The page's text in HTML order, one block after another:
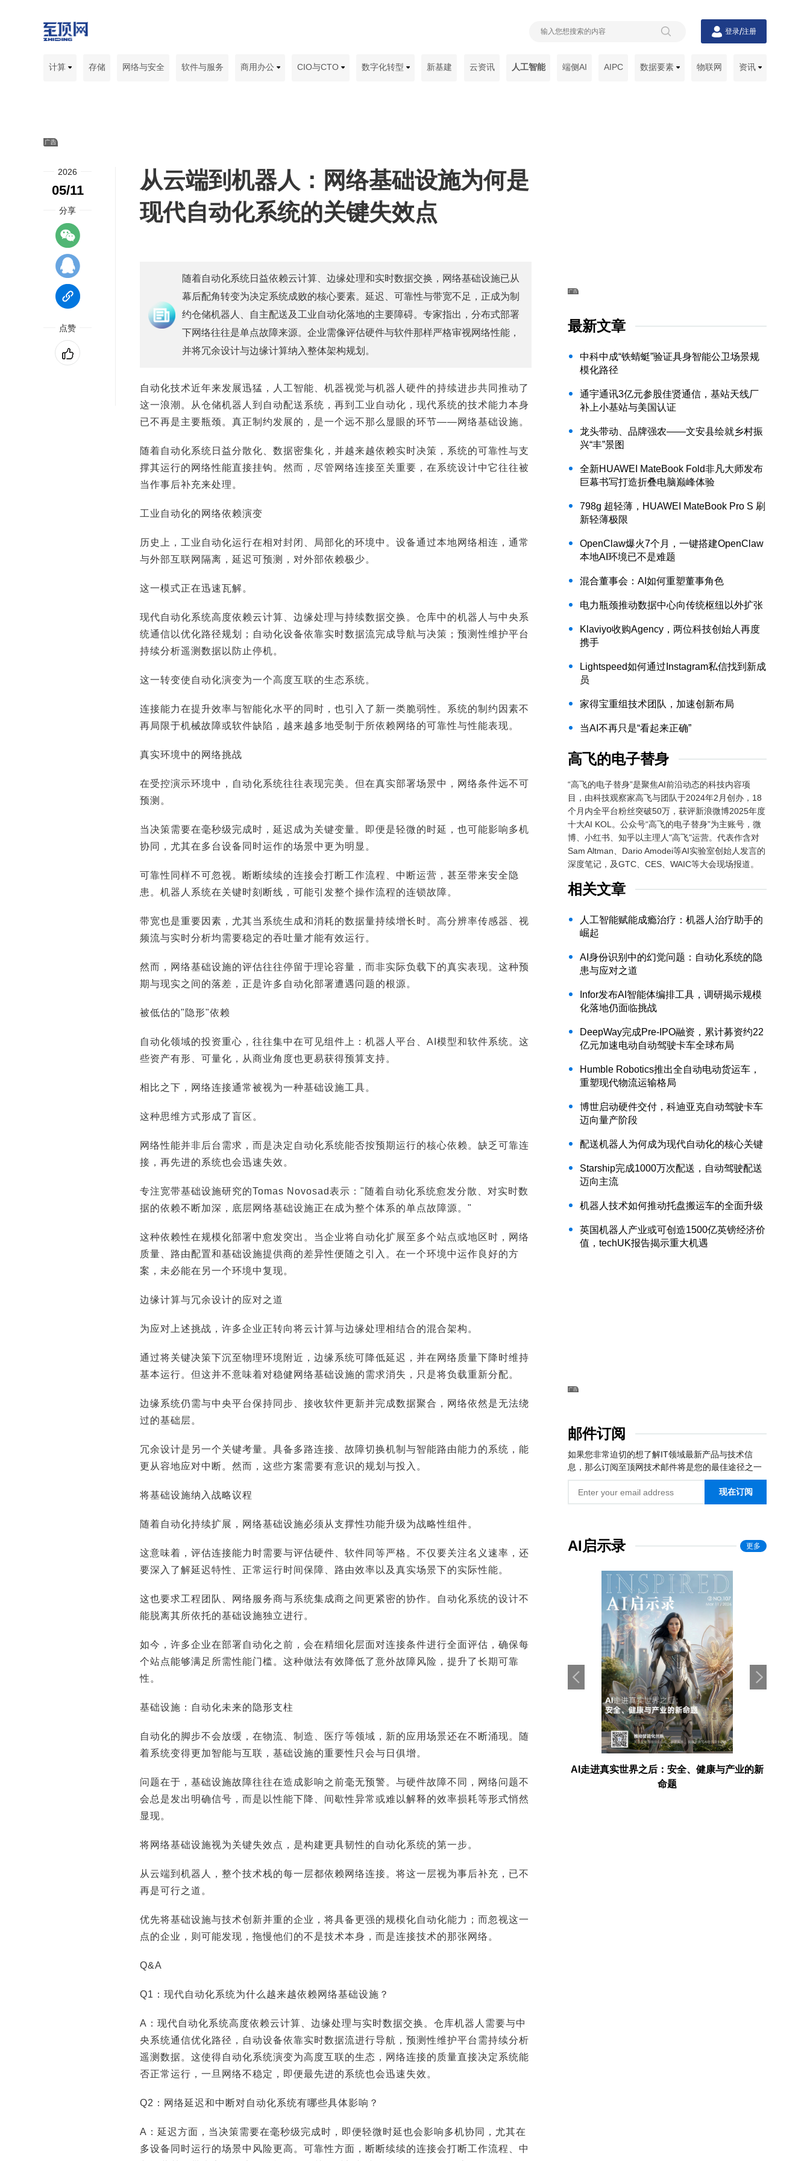
登录/注册
计算 存储 网络与安全 软件与服务 商用办公 CIO与CTO 数字化转型 新基建 云资讯 人工智能 端侧AI AIPC 数据要素 物联网 资讯
从云端到机器人：网络基础设施为何是
现代自动化系统的关键失效点
随着自动化系统日益依赖云计算、边缘处理和实时数据交换，网络基础设施已从
幕后配角转变为决定系统成败的核心要素。延迟、可靠性与带宽不足，正成为制
约仓储机器人、自主配送及工业自动化落地的主要障碍。专家指出，分布式部署
下网络往往是单点故障来源。企业需像评估硬件与软件那样严格审视网络性能，
并将冗余设计与边缘计算纳入整体架构规划。
自动化技术近年来发展迅猛，人工智能、机器视觉与机器人硬件的持续进步共同推动了
这一浪潮。从仓储机器人到自动配送系统，再到工业自动化，现代系统的技术能力本身
已不再是主要瓶颈。真正制约发展的，是一个远不那么显眼的环节——网络基础设施。
随着自动化系统日益分散化、数据密集化，并越来越依赖实时决策，系统的可靠性与支
撑其运行的网络性能直接挂钩。然而，尽管网络连接至关重要，在系统设计中它往往被
当作事后补充来处理。
工业自动化的网络依赖演变
历史上，工业自动化运行在相对封闭、局部化的环境中。设备通过本地网络相连，通常
与外部互联网隔离，延迟可预测，对外部依赖极少。
这一模式正在迅速瓦解。
现代自动化系统高度依赖云计算、边缘处理与持续数据交换。仓库中的机器人与中央系
统通信以优化路径规划；自动化设备依靠实时数据流完成导航与决策；预测性维护平台
持续分析遥测数据以防止停机。
这一转变使自动化演变为一个高度互联的生态系统。
连接能力在提升效率与智能化水平的同时，也引入了新一类脆弱性。系统的制约因素不
再局限于机械故障或软件缺陷，越来越多地受制于所依赖网络的可靠性与性能表现。
真实环境中的网络挑战
在受控演示环境中，自动化系统往往表现完美。但在真实部署场景中，网络条件远不可
预测。
当决策需要在毫秒级完成时，延迟成为关键变量。即便是轻微的时延，也可能影响多机
协同，尤其在多台设备同时运作的场景中更为明显。
可靠性同样不可忽视。断断续续的连接会打断工作流程、中断运营，甚至带来安全隐
患。机器人系统在关键时刻断线，可能引发整个操作流程的连锁故障。
带宽也是重要因素，尤其当系统生成和消耗的数据量持续增长时。高分辨率传感器、视
频流与实时分析均需要稳定的吞吐量才能有效运行。
然而，网络基础设施的评估往往停留于理论容量，而非实际负载下的真实表现。这种预
期与现实之间的落差，正是许多自动化部署遭遇问题的根源。
被低估的"隐形"依赖
自动化领域的投资重心，往往集中在可见组件上：机器人平台、AI模型和软件系统。这
些资产有形、可量化，从商业角度也更易获得预算支持。
相比之下，网络连接通常被视为一种基础设施工具。
这种思维方式形成了盲区。
网络性能并非后台需求，而是决定自动化系统能否按预期运行的核心依赖。缺乏可靠连
接，再先进的系统也会迅速失效。
专注宽带基础设施研究的Tomas Novosad表示："随着自动化系统愈发分散、对实时数
据的依赖不断加深，底层网络基础设施正在成为整个体系的单点故障源。"
这种依赖性在规模化部署中愈发突出。当企业将自动化扩展至多个站点或地区时，网络
质量、路由配置和基础设施提供商的差异性便随之引入。在一个环境中运作良好的方
案，未必能在另一个环境中复现。
边缘计算与冗余设计的应对之道
为应对上述挑战，许多企业正转向将云计算与边缘处理相结合的混合架构。
通过将关键决策下沉至物理环境附近，边缘系统可降低延迟，并在网络质量下降时维持
基本运行。但这并不意味着对稳健网络基础设施的需求消失，只是将负载重新分配。
边缘系统仍需与中央平台保持同步、接收软件更新并完成数据聚合，网络依然是无法绕
过的基础层。
冗余设计是另一个关键考量。具备多路连接、故障切换机制与智能路由能力的系统，能
更从容地应对中断。然而，这些方案需要有意识的规划与投入。
将基础设施纳入战略议程
随着自动化持续扩展，网络基础设施必须从支撑性功能升级为战略性组件。
这意味着，评估连接能力时需要与评估硬件、软件同等严格。不仅要关注名义速率，还
要深入了解延迟特性、正常运行时间保障、路由效率以及真实场景下的实际性能。
这也要求工程团队、网络服务商与系统集成商之间更紧密的协作。自动化系统的设计不
能脱离其所依托的基础设施独立进行。
如今，许多企业在部署自动化之前，会在精细化层面对连接条件进行全面评估，确保每
个站点能够满足所需性能门槛。这种做法有效降低了意外故障风险，提升了长期可靠
性。
基础设施：自动化未来的隐形支柱
自动化的脚步不会放缓，在物流、制造、医疗等领域，新的应用场景还在不断涌现。随
着系统变得更加智能与互联，基础设施的重要性只会与日俱增。
问题在于，基础设施故障往往在造成影响之前毫无预警。与硬件故障不同，网络问题不
会总是发出明确信号，而是以性能下降、间歇性异常或难以解释的效率损耗等形式悄然
显现。
将网络基础设施视为关键失效点，是构建更具韧性的自动化系统的第一步。
从云端到机器人，整个技术栈的每一层都依赖网络连接。将这一层视为事后补充，已不
再是可行之道。
优先将基础设施与技术创新并重的企业，将具备更强的规模化自动化能力；而忽视这一
点的企业，则可能发现，拖慢他们的不是技术本身，而是连接技术的那张网络。
Q&A
Q1：现代自动化系统为什么越来越依赖网络基础设施？
A：现代自动化系统高度依赖云计算、边缘处理与实时数据交换。仓库机器人需要与中
央系统通信优化路径，自动设备依靠实时数据流进行导航，预测性维护平台需持续分析
遥测数据。这使得自动化系统演变为高度互联的生态，网络连接的质量直接决定系统能
否正常运行，一旦网络不稳定，即便最先进的系统也会迅速失效。
Q2：网络延迟和中断对自动化系统有哪些具体影响？
A：延迟方面，当决策需要在毫秒级完成时，即便轻微时延也会影响多机协同，尤其在
多设备同时运行的场景中风险更高。可靠性方面，断断续续的连接会打断工作流程、中
2026
05/11
分享
点赞 最新文章
中科中成“铁蜻蜓”验证具身智能公卫场景规
模化路径
通宇通讯3亿元参股佳贤通信，基站天线厂
补上小基站与美国认证
龙头带动、品牌强农——文安县绘就乡村振
兴“丰”景图
全新HUAWEI MateBook Fold非凡大师发布
巨幕书写打造折叠电脑巅峰体验
798g 超轻薄，HUAWEI MateBook Pro S 刷
新轻薄极限
OpenClaw爆火7个月，一键搭建OpenClaw
本地AI环境已不是难题
混合董事会：AI如何重塑董事角色
电力瓶颈推动数据中心向传统枢纽以外扩张
Klaviyo收购Agency，两位科技创始人再度
携手
Lightspeed如何通过Instagram私信找到新成
员
家得宝重组技术团队，加速创新布局
当AI不再只是“看起来正确”
高飞的电子替身
“高飞的电子替身”是聚焦AI前沿动态的科技内容项
目，由科技观察家高飞与团队于2024年2月创办，18
个月内全平台粉丝突破50万，获评新浪微博2025年度
十大AI KOL。公众号“高飞的电子替身”为主账号，微
博、小红书、知乎以主理人"高飞"运营。代表作含对
Sam Altman、Dario Amodei等AI实验室创始人发言的
深度笔记，及GTC、CES、WAIC等大会现场报道。
相关文章
人工智能赋能成瘾治疗：机器人治疗助手的
崛起
AI身份识别中的幻觉问题：自动化系统的隐
患与应对之道
Infor发布AI智能体编排工具，调研揭示规模
化落地仍面临挑战
DeepWay完成Pre-IPO融资，累计募资约22
亿元加速电动自动驾驶卡车全球布局
Humble Robotics推出全自动电动货运车，
重塑现代物流运输格局
博世启动硬件交付，科迪亚克自动驾驶卡车
迈向量产阶段
配送机器人为何成为现代自动化的核心关键
Starship完成1000万次配送，自动驾驶配送
迈向主流
机器人技术如何推动托盘搬运车的全面升级
英国机器人产业或可创造1500亿英镑经济价
值，techUK报告揭示重大机遇
邮件订阅
如果您非常迫切的想了解IT领域最新产品与技术信
息，那么订阅至顶网技术邮件将是您的最佳途径之一
现在订阅
AI启示录 更多
业最佳实践
AI走进真实世界之后：安全、健康与产业的新
命题